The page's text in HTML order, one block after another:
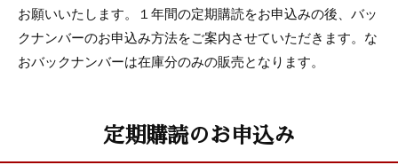
お願いいたします。１年間の定期購読をお申込みの後、バッ
クナンバーのお申込み方法をご案内させていただきます。な
おバックナンバーは在庫分のみの販売となります。
定期購読のお申込み